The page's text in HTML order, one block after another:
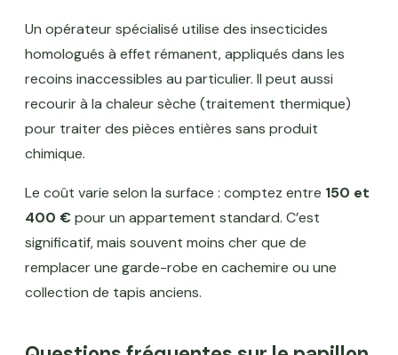
Un opérateur spécialisé utilise des insecticides
homologués à effet rémanent, appliqués dans les
recoins inaccessibles au particulier. Il peut aussi
recourir à la chaleur sèche (traitement thermique)
pour traiter des pièces entières sans produit
chimique.
Le coût varie selon la surface : comptez entre 150 et
400 € pour un appartement standard. C’est
significatif, mais souvent moins cher que de
remplacer une garde-robe en cachemire ou une
collection de tapis anciens.